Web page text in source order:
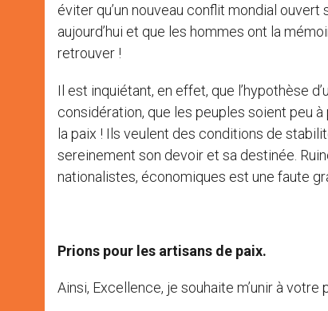
éviter qu’un nouveau conflit mondial
aujourd’hui et que les hommes ont la
retrouver !
Il est inquiétant, en effet, que l’hypothèse
considération, que les peuples soient peu
la paix ! Ils veulent des conditions de
sereinement son devoir et sa destinée.
nationalistes, économiques est une faute
Prions pour les artisans de paix.
Ainsi, Excellence, je souhaite m’unir à